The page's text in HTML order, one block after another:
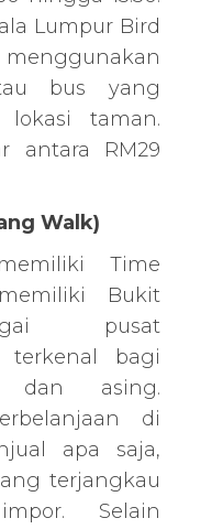
Lumpur Bird
bus yang
taman.
antara RM29
Walk)
Time
Bukit
pusat
terkenal bagi
dan asing.
di
apa saja,
terjangkau
Selain